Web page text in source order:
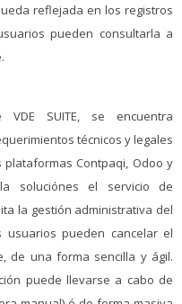
reflejada en los registros
pueden consultarla a
SUITE, se encuentra
técnicos y legales
plataformas Contpaqi, Odoo y
soluciónes el servicio de
la gestión administrativa del
pueden cancelar el
de una forma sencilla y ágil.
puede llevarse a cabo de